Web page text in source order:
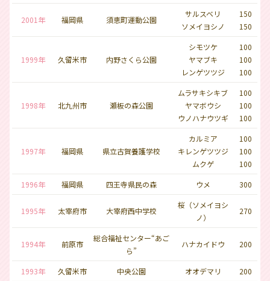
2001年 福岡県 須恵町運動公園
サルスベリ
ソメイヨシノ
150
150
1999年 久留米市 内野さくら公園
シモツケ
ヤマブキ
レンゲツツジ
100
100
100
1998年 北九州市 瀬板の森公園
ムラサキシキブ
ヤマボウシ
ウノハナウツギ
100
100
100
1997年 福岡県 県立古賀養護学校
カルミア
キレンゲツツジ
ムクゲ
100
100
100
1996年
福岡県 四王寺県民の森 ウメ 300
1995年 太宰府市 大宰府西中学校
桜（ソメイヨシ
ノ）
270
1994年 前原市
総合福祉センター“あご
ら”
ハナカイドウ 200
1993年 久留米市 中央公園 オオデマリ
200